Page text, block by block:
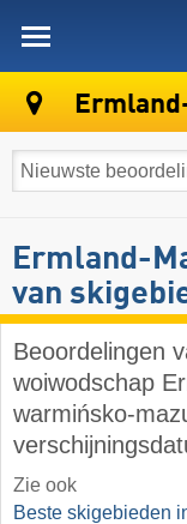
Ermland-
van
Beoordelingen
woiwodschap
warmińsko-
Zie ook
Beste skigebieden